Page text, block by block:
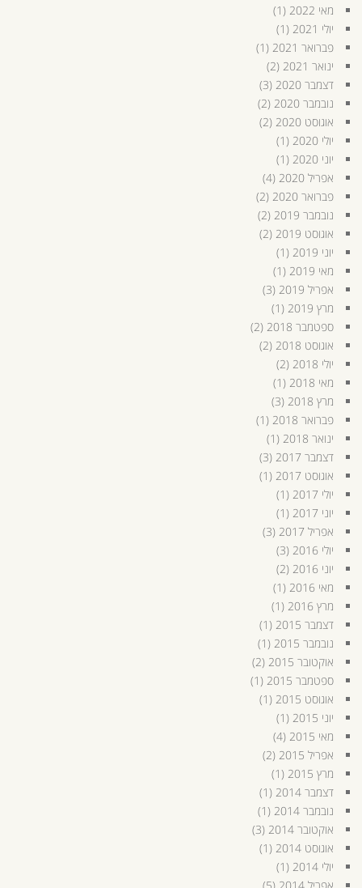
מאי 2022
(1)
יולי 2021
(1)
פברואר 2021
(1)
ינואר 2021
(2)
דצמבר 2020
(3)
נובמבר 2020
(2)
אוגוסט 2020
(2)
יולי 2020
(1)
יוני 2020
(1)
אפריל 2020
(4)
פברואר 2020
(2)
נובמבר 2019
(2)
אוגוסט 2019
(2)
יוני 2019
(1)
מאי 2019
(1)
אפריל 2019
(3)
מרץ 2019
(1)
ספטמבר 2018
(2)
אוגוסט 2018
(2)
יולי 2018
(2)
מאי 2018
(1)
מרץ 2018
(3)
פברואר 2018
(1)
ינואר 2018
(1)
דצמבר 2017
(3)
אוגוסט 2017
(1)
יולי 2017
(1)
יוני 2017
(1)
אפריל 2017
(3)
יולי 2016
(3)
יוני 2016
(2)
מאי 2016
(1)
מרץ 2016
(1)
דצמבר 2015
(1)
נובמבר 2015
(1)
אוקטובר 2015
(2)
ספטמבר 2015
(1)
אוגוסט 2015
(1)
יוני 2015
(1)
מאי 2015
(4)
אפריל 2015
(2)
מרץ 2015
(1)
דצמבר 2014
(1)
נובמבר 2014
(1)
אוקטובר 2014
(3)
אוגוסט 2014
(1)
יולי 2014
(1)